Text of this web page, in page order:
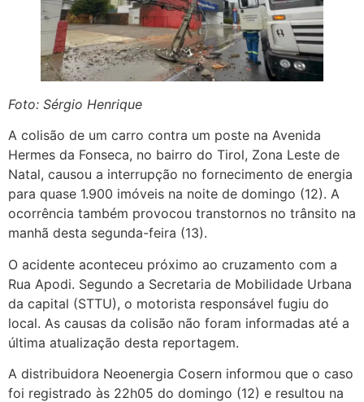
Foto: Sérgio Henrique
A colisão de um carro contra um poste na Avenida
Hermes da Fonseca, no bairro do Tirol, Zona Leste de
Natal, causou a interrupção no fornecimento de energia
para quase 1.900 imóveis na noite de domingo (12). A
ocorrência também provocou transtornos no trânsito na
manhã desta segunda-feira (13).
O acidente aconteceu próximo ao cruzamento com a
Rua Apodi. Segundo a Secretaria de Mobilidade Urbana
da capital (STTU), o motorista responsável fugiu do
local. As causas da colisão não foram informadas até a
última atualização desta reportagem.
A distribuidora Neoenergia Cosern informou que o caso
foi registrado às 22h05 do domingo (12) e resultou na